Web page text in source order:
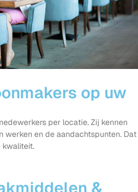
op uw
per locatie. Zij kennen
werken en de aandachtspunten. Dat
kwaliteit.
&